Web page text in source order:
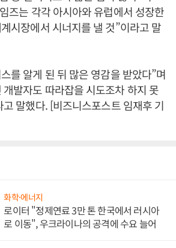
즈는 각각 아시아와 유럽에서 성장한
시장에서 시너지를 낼 것”이라고 말
를 알게 된 뒤 많은 영감을 받았다”며
발자도 따라잡을 시도조차 하지 못
말했다. [비즈니스포스트 임재후 기
화학·에너지
로이터 "정제연료 3만 톤 한국에서 러시아
로 이동", 우크라이나의 공격에 수요 늘어